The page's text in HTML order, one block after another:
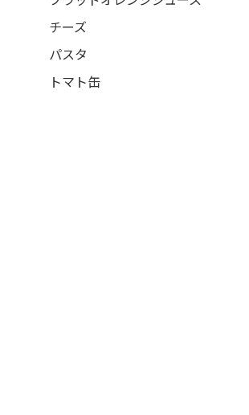
チーズ
パスタ
トマト缶